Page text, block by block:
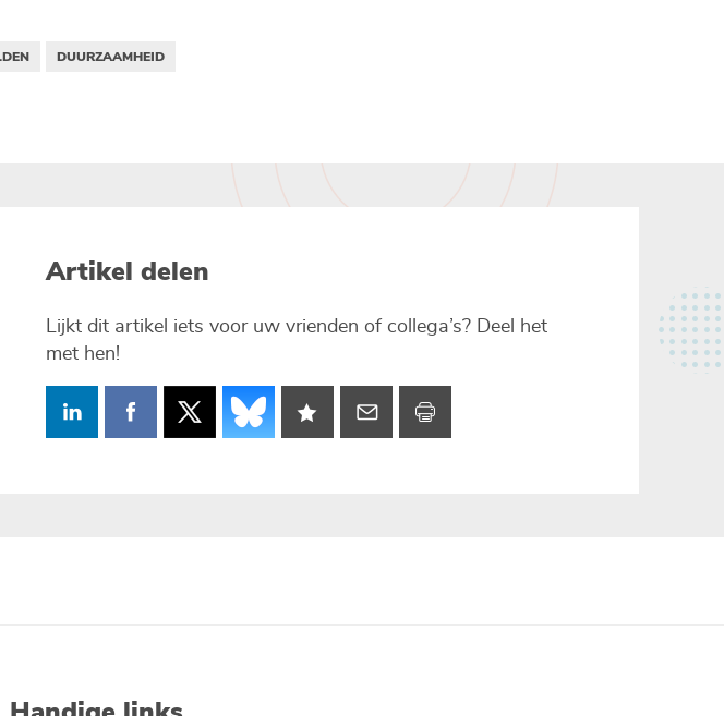
DUURZAAMHEID
Artikel delen
Lijkt dit artikel iets voor uw vrienden of collega’s? Deel het
met hen!